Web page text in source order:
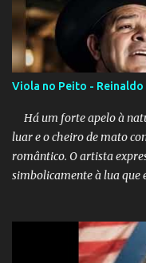
Viola no Peito - Reinaldo
Há um forte apelo à
luar e o cheiro de mato
romântico. O artista
simbolicamente à lua
destino. Reinaldo Cruz
que continuará